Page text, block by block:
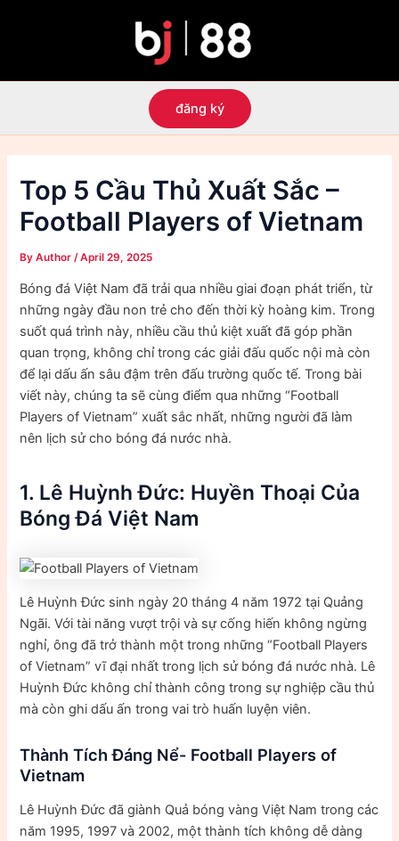
đăng ký
Top 5 Cầu Thủ Xuất Sắc –
Football Players of Vietnam
ByAuthor /April 29, 2025
Bóng đá Việt Nam đã trải qua nhiều giai đoạn phát triển, từ
những ngày đầu non trẻ cho đến thời kỳ hoàng kim. Trong
suốt quá trình này, nhiều cầu thủ kiệt xuất đã góp phần
quan trọng, không chỉ trong các giải đấu quốc nội mà còn
để lại dấu ấn sâu đậm trên đấu trường quốc tế. Trong bài
viết này, chúng ta sẽ cùng điểm qua những “Football
Players of Vietnam” xuất sắc nhất, những người đã làm
nên lịch sử cho bóng đá nước nhà.
1. Lê Huỳnh Đức: Huyền Thoại Của
Bóng Đá Việt Nam
Lê Huỳnh Đức sinh ngày 20 tháng 4 năm 1972 tại Quảng
Ngãi. Với tài năng vượt trội và sự cống hiến không ngừng
nghỉ, ông đã trở thành một trong những “Football Players
of Vietnam” vĩ đại nhất trong lịch sử bóng đá nước nhà. Lê
Huỳnh Đức không chỉ thành công trong sự nghiệp cầu thủ
mà còn ghi dấu ấn trong vai trò huấn luyện viên.
Thành Tích Đáng Nể- Football Players of
Vietnam
Lê Huỳnh Đức đã giành Quả bóng vàng Việt Nam trong các
năm 1995, 1997 và 2002, một thành tích không dễ dàng